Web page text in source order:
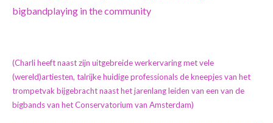
bigbandplaying in the community
(Charli heeft naast zijn uitgebreide werkervaring met vele
(wereld)artiesten, talrijke huidige professionals de kneepjes van het
trompetvak bijgebracht naast het jarenlang leiden van een van de
bigbands van het Conservatorium van Amsterdam)